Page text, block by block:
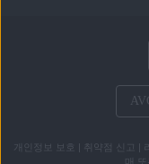
개인정보 보호 | 취약점 신고 |
매 또